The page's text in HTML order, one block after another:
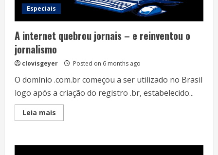
Especiais
A internet quebrou jornais – e reinventou o
jornalismo
clovisgeyer Posted on 6 months ago
O domínio .com.br começou a ser utilizado no Brasil
logo após a criação do registro .br, estabelecido...
Leia mais
more
quebrou